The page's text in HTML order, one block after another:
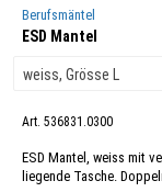
Berufsmäntel
ESD Mantel
Art. 536831.0300
ESD Mantel, weiss mit
liegende Tasche.